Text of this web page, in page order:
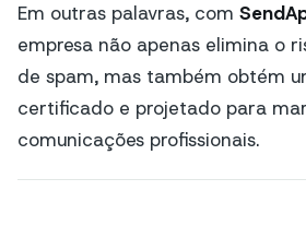
Em outras palavras, com
empresa não apenas elimina o
de spam, mas também obtém
certificado e projetado para
comunicações profissionais.